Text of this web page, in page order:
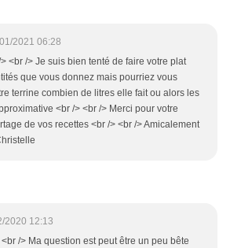
2021 06:28
<br /> Je suis bien tenté de faire votre plat
que vous donnez mais pourriez vous
terrine combien de litres elle fait ou alors les
<br /> <br /> Merci pour votre
de vos recettes <br /> <br /> Amicalement
2020 12:13
/> Ma question est peut être un peu bête